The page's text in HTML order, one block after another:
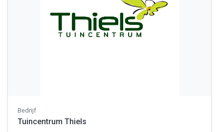
Bedrijf
Tuincentrum Thiels